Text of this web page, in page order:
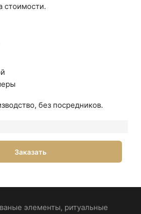
стоимости.
без посредников.
Заказать
элементы, ритуальные